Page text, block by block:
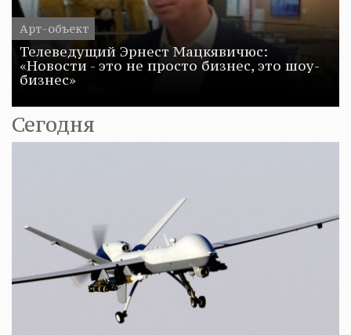
Арт-объект
Телеведущий Эрнест Мацкявичюс:
«Новости - это не просто бизнес, это шоу-
бизнес»
Сегодня